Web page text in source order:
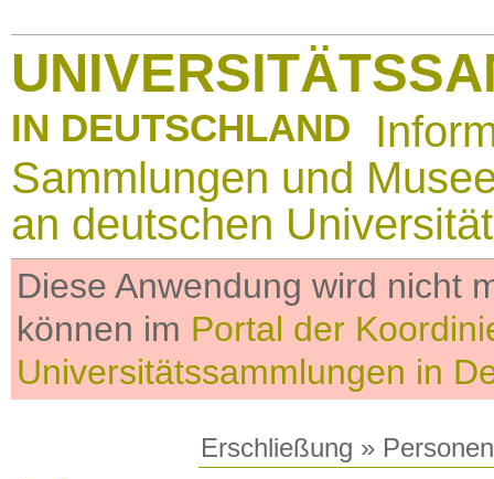
IN DEUTSCHLAND
Sammlungen und
an deutschen
Diese Anwendung wird nicht
können im Portal der
Universitätssammlungen in
Erschließung » Personen